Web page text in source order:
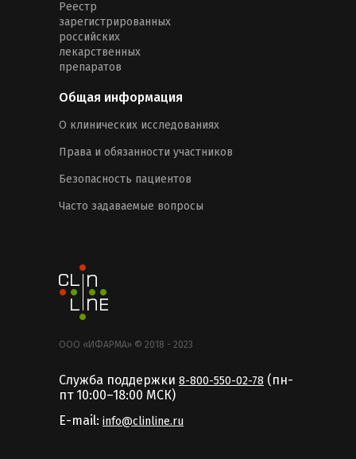
Реестр
зарегистрированных
российских
лекарственных
препаратов
Общая информация
О клинических исследованиях
Права и обязанности участников
Безопасность пациентов
Часто задаваемые вопросы
ООО «ИФАРМА» © 2018 - 2023
Служба поддержки 8-800-550-02-78 (пн-
пт 10:00–18:00 MCК)
E-mail: info@clinline.ru